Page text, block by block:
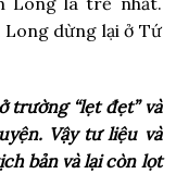
Long dừng lại ở Tứ
trường “lẹt đẹt” và
Vậy tư liệu và
bản và lại còn lọt